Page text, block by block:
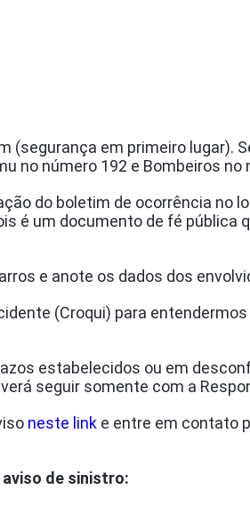
(segurança em primeiro lugar).
no número 192 e Bombeiros no
do boletim de ocorrência no
é um documento de fé pública
e anote os dados dos
(Croqui) para
estabelecidos ou em
seguir somente com a
neste link e entre em contato
de sinistro: